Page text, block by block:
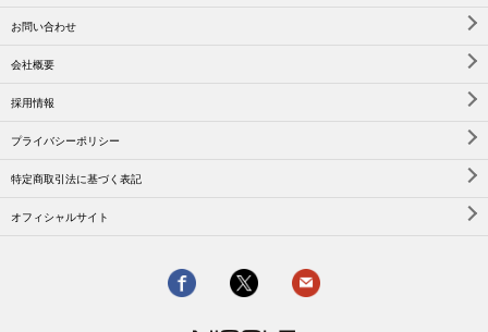
お問い合わせ
会社概要
採用情報
プライバシーポリシー
特定商取引法に基づく表記
オフィシャルサイト